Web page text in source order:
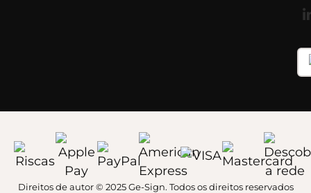
Direitos de autor © 2025 Ge-Sign. Todos os direitos reservados